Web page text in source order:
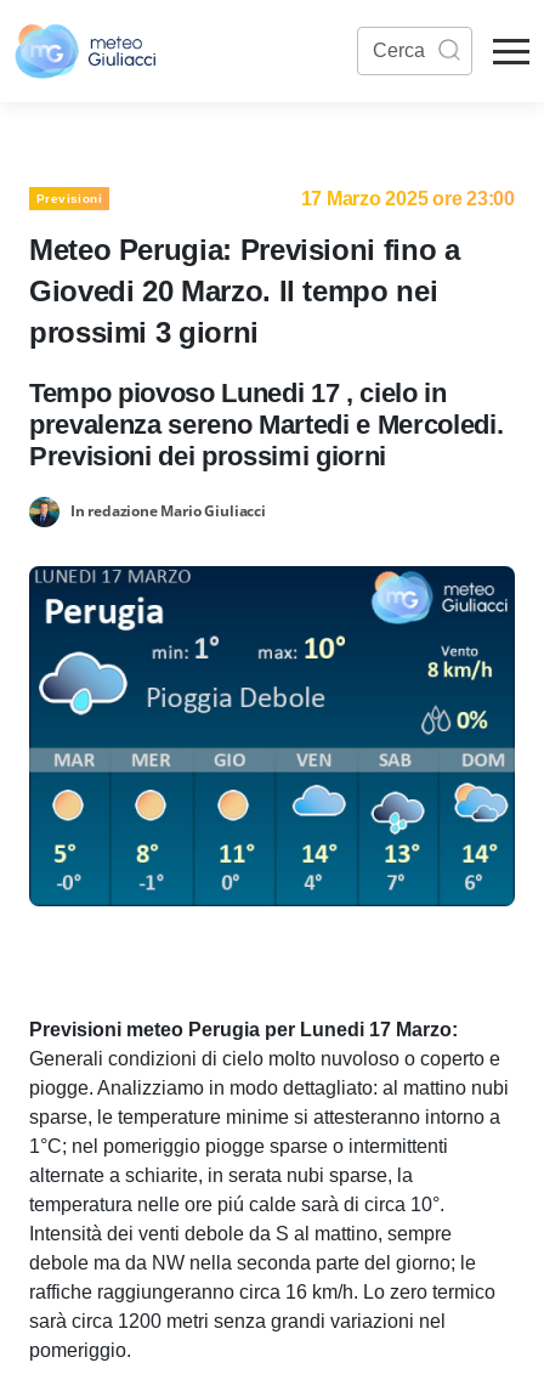
Previsioni 17 Marzo 2025 ore 23:00
Meteo Perugia: Previsioni fino a
Giovedi 20 Marzo. Il tempo nei
prossimi 3 giorni
Tempo piovoso Lunedi 17 , cielo in
prevalenza sereno Martedi e Mercoledi.
Previsioni dei prossimi giorni
In redazione Mario Giuliacci
Previsioni meteo Perugia per Lunedi 17 Marzo:
Generali condizioni di cielo molto nuvoloso o coperto e
piogge. Analizziamo in modo dettagliato: al mattino nubi
sparse, le temperature minime si attesteranno intorno a
1°C; nel pomeriggio piogge sparse o intermittenti
alternate a schiarite, in serata nubi sparse, la
temperatura nelle ore piú calde sarà di circa 10°.
Intensità dei venti debole da S al mattino, sempre
debole ma da NW nella seconda parte del giorno; le
raffiche raggiungeranno circa 16 km/h. Lo zero termico
sarà circa 1200 metri senza grandi variazioni nel
pomeriggio.